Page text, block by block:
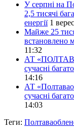
У серпні на
2,5 тисячі
енергії 1
Майже 25
встановлено
11:32
АТ
сучасні
14:16
АТ
сучасні
14:03
Теги: